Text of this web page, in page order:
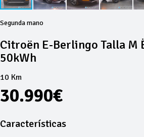
Segunda mano
Citroën E-Berlingo Talla M
50kWh
10 Km
30.990€
Características